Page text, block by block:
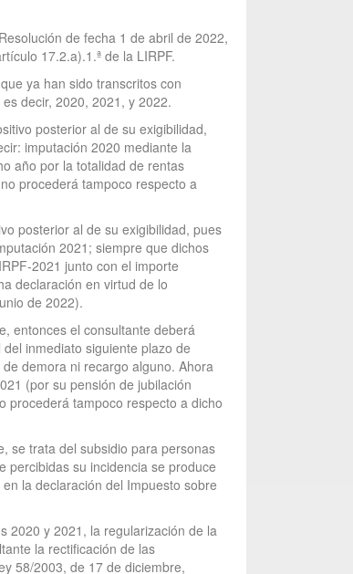
de fecha 1 de abril de 2022,
17.2.a).1.ª de la LIRPF.
ya han sido transcritos con
decir, 2020, 2021, y 2022.
posterior al de su exigibilidad,
imputación 2020 mediante la
año por la totalidad de rentas
procederá tampoco respecto a
posterior al de su exigibilidad, pues
2021; siempre que dichos
2021 junto con el importe
declaración en virtud de lo
de 2022).
entonces el consultante deberá
inmediato siguiente plazo de
demora ni recargo alguno. Ahora
(por su pensión de jubilación
tampoco respecto a dicho
se trata del subsidio para personas
percibidas su incidencia se produce
la declaración del Impuesto sobre
2020 y 2021, la regularización de la
la rectificación de las
58/2003, de 17 de diciembre,